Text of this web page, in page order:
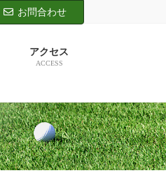
お問合わせ
アクセス
ACCESS